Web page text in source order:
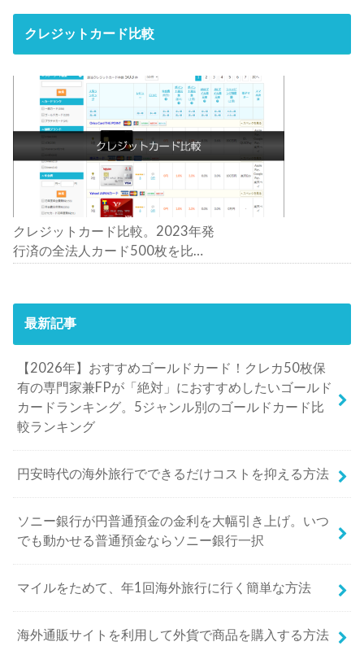
クレジットカード比較
クレジットカード比較。2023年発
行済の全法人カード500枚を比
最新記事
【2026年】おすすめゴールドカード！クレカ50枚保
有の専門家兼FPが「絶対」におすすめしたいゴールド
カードランキング。5ジャンル別のゴールドカード比
較ランキング
円安時代の海外旅行でできるだけコストを抑える方法
ソニー銀行が円普通預金の金利を大幅引き上げ。いつ
でも動かせる普通預金ならソニー銀行一択
マイルをためて、年1回海外旅行に行く簡単な方法
海外通販サイトを利用して外貨で商品を購入する方法